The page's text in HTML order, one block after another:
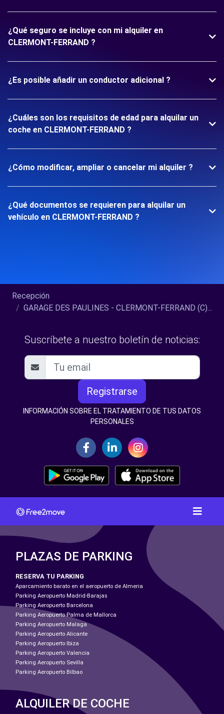
¿Qué seguro se incluye con mi alquiler en
CLERMONT-FERRAND ?
¿Es posible añadir un conductor adicional ?
¿Cuáles son los requisitos de edad para alquilar un
coche en CLERMONT-FERRAND ?
¿Cómo modificar, ampliar o cancelar mi alquiler ?
¿Qué documentos se requieren para alquilar un
vehículo en CLERMONT-FERRAND ?
Recepción
GARAGE DES PAULINES - CLERMONT-FERRAND (C)...
Suscríbete a nuestro boletín de noticias:
Registrarse
INFORMACIÓN SOBRE EL TRATAMIENTO DE TUS DATOS
PERSONALES
PLAZAS DE PARKING
RESERVA TU PARKING
Aparcamiento barato en el aeropuerto de Almeria
Parking Aeropuerto Madrid-Barajas
Parking Aeropuerto Barcelona
Parking Aeropuerto Palma de Mallorca
Parking Aeropuerto Malaga
Parking Aeropuerto Alicante
Parking Aeropuerto Ibiza
Parking Aeropuerto Valencia
Parking Aeropuerto Sevilla
Parking Aeropuerto Bilbao
ALQUILER DE COCHE